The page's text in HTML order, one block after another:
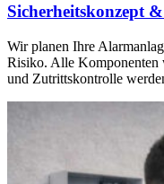
Sicherheitskonzept
Wir planen Ihre
Risiko. Alle Komponenten
und Zutrittskontrolle